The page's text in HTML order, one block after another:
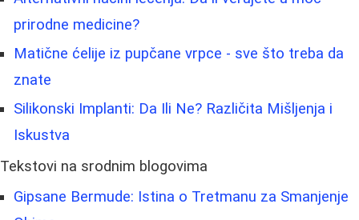
prirodne medicine?
Matične ćelije iz pupčane vrpce - sve što treba da
znate
Silikonski Implanti: Da Ili Ne? Različita Mišljenja i
Iskustva
Tekstovi na srodnim blogovima
Gipsane Bermude: Istina o Tretmanu za Smanjenje